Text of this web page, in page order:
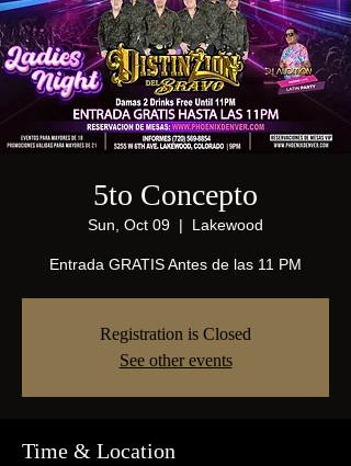
5to Concepto
Sun, Oct 09
  |
Lakewood
Entrada GRATIS Antes de las 11 PM
Registration is Closed
See other events
Time & Location